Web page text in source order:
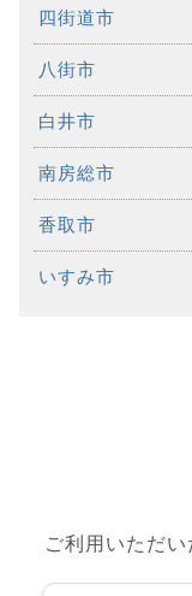
四街道市
八街市
白井市
南房総市
香取市
いすみ市
ご利用いただ